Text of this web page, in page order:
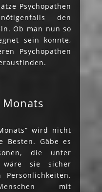
Psychopathen
den
Ob man nun so
sein könnte,
Psychopathen
Monats
wird nicht
Besten. Gäbe es
die unter
wäre sie sicher
mit